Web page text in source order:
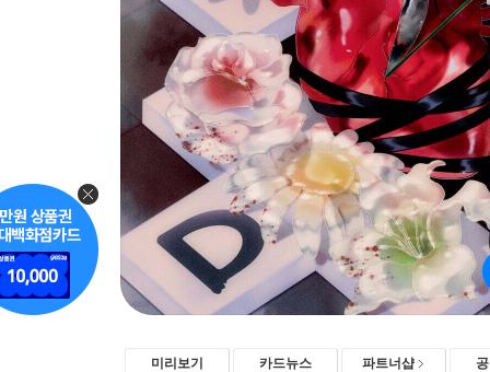
미리보기 카드뉴스 파트너샵